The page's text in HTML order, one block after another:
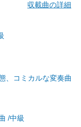
収載曲の詳細
、コミカルな変奏曲
/中級